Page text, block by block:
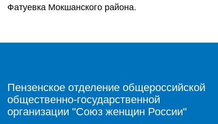
Фатуевка Мокшанского района.
Пензенское отделение общероссийской
общественно-государственной
организации "Союз женщин России"